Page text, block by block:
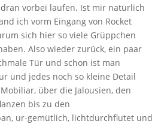
vorbei laufen. Ist mir natürlich
ich vorm Eingang von Rocket
sich hier so viele Grüppchen
Also wieder zurück, ein paar
Tür und schon ist man
und jedes noch so kleine Detail
über die Jalousien, den
bis zu den
ur-gemütlich, lichtdurchflutet und